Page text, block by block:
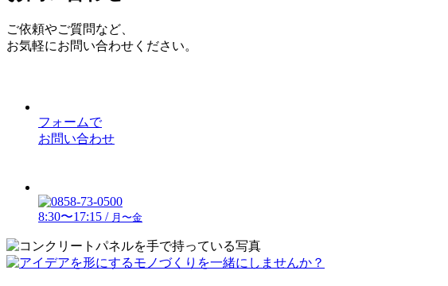
ご依頼やご質問など、
お気軽にお問い合わせください。
フォームで
お問い合わせ
8:30〜17:15 / 月〜金